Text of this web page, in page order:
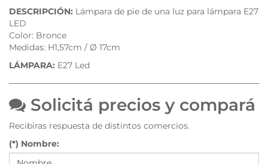
DESCRIPCIÓN: Lámpara de pie de una luz para lámpara E27
LED
Color: Bronce
Medidas: H1,57cm / Ø 17cm
LÁMPARA: E27 Led
Solicitá precios y compará
Recibiras respuesta de distintos comercios.
(*) Nombre: